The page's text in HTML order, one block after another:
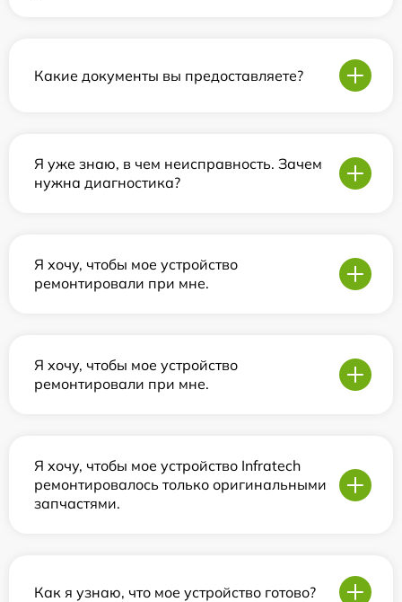
Какие документы вы предоставляете?
Я уже знаю, в чем неисправность. Зачем
нужна диагностика?
Я хочу, чтобы мое устройство
ремонтировали при мне.
Я хочу, чтобы мое устройство
ремонтировали при мне.
Я хочу, чтобы мое устройство Infratech
ремонтировалось только оригинальными
запчастями.
Как я узнаю, что мое устройство готово?